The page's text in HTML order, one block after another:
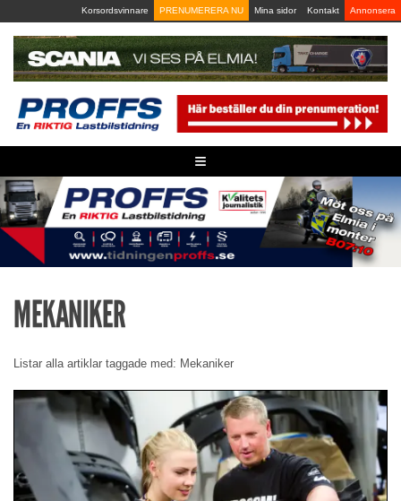
to
content
Korsordsvinnare PRENUMERERA NU Mina sidor Kontakt Annonsera
≡
MEKANIKER
Listar alla artiklar taggade med: Mekaniker